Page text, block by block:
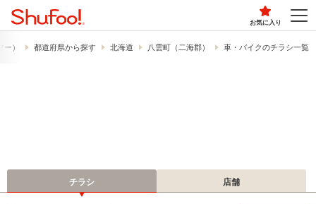
お気に入り
） 都道府県から探す 北海道 八雲町（二海郡） 車・バイクのチラシ一覧
チラシ 店舗